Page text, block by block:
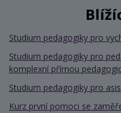
Studium pedagogiky pro
Studium pedagogiky pro
komplexní přímou
Studium pedagogiky pro
Kurz první pomoci se